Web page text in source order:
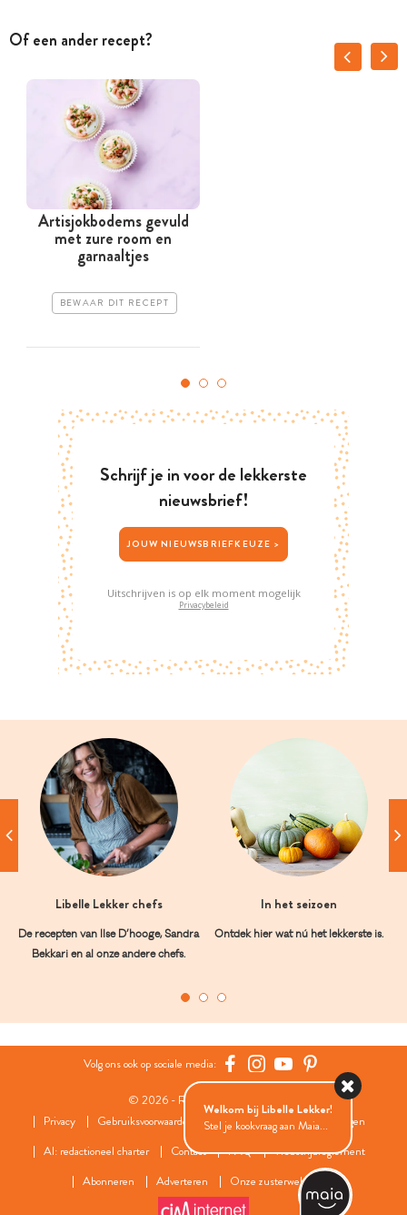
Of een ander recept?
Artisjokbodems gevuld
met zure room en
garnaaltjes
BEWAAR DIT RECEPT
Schrijf je in voor de lekkerste
nieuwsbrief!
JOUW NIEUWSBRIEFKEUZE >
Uitschrijven is op elk moment mogelijk
Privacybeleid
Libelle Lekker chefs
De recepten van Ilse D’hooge, Sandra
Bekkari en al onze andere chefs.
In het seizoen
Ontdek hier wat nú het lekkerste is.
Volg ons ook op sociale media:
© 2026 - Roularta Media Group
Privacy
Gebruiksvoorwaarden Cookies
Cookies instellingen
AI: redactioneel charter
Contact FAQ
Wedstrijdreglement
Abonneren
Adverteren Onze zusterwebsites
Welkom bij Libelle Lekker!
Stel je kookvraag aan Maia...